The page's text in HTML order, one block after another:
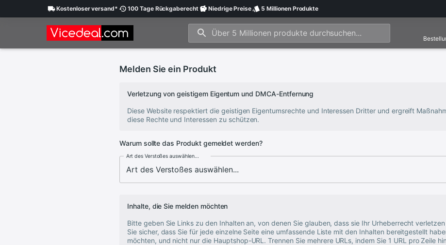
Kostenloserversand* 100 TageRückgaberecht NiedrigePreise 5 MillionenProdukte
Melden Sie ein Produkt
Verletzung von geistigem Eigentum und DMCA-Entfernung
Diese Website respektiert die geistigen Eigentumsrechte und Interessen Dritter und ergreift
diese Rechte und Interessen zu schützen.
Warum sollte das Produkt gemeldet werden?
Art des Verstoßes auswählen...
Inhalte, die Sie melden möchten
Bitte geben Sie Links zu den Inhalten an, von denen Sie glauben, dass sie Ihr Urheberrecht
Sie sicher, dass Sie für jede einzelne Seite eine umfassende Liste mit den Inhalten bereitgestellt
möchten, und nicht nur die Hauptshop-URL. Trennen Sie mehrere URLs, indem Sie 1 URL pro Zeile